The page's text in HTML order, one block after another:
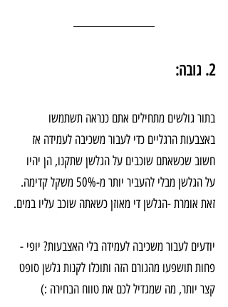
2. גובה:
בתור גולשים מתחילים אתם כנראה תשתמשו
באצבעות הרגליים כדי לעבור משכיבה לעמידה אז
חשוב שכשאתם שוכבים על הגלשן שתקנו, הן יהיו
על הגלשן מבלי להעביר יותר מ-50% משקל קדימה.
זאת אומרת -הגלשן די מאוזן כשאתה שוכב עליו במים.
יודעים לעבור משכיבה לעמידה בלי האצבעות? יופי -
פחות תושפעו מהגורם הזה ותוכלו לקנות גלשן סופט
קצר יותר, מה שמגדיל לכם את טווח הבחירה :)